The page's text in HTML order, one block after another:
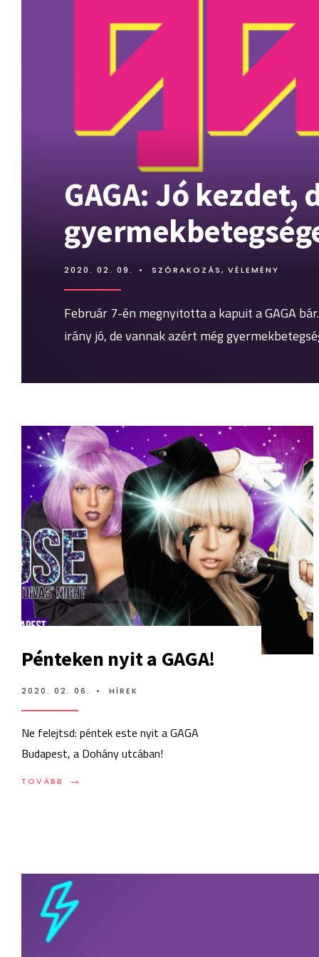
GAGA: Jó kezdet,
2020. 02. 09. • SZÓRAKOZÁS, VÉLEMÉNY
Február 7-én megnyitotta a kapuit a GAGA
irány jó, de vannak azért még
Pénteken nyit a GAGA!
2020. 02. 06. • HÍREK
Ne felejtsd: péntek este nyit a GAGA
Budapest, a Dohány utcában!
TOVÁBB →
TOVÁBB: